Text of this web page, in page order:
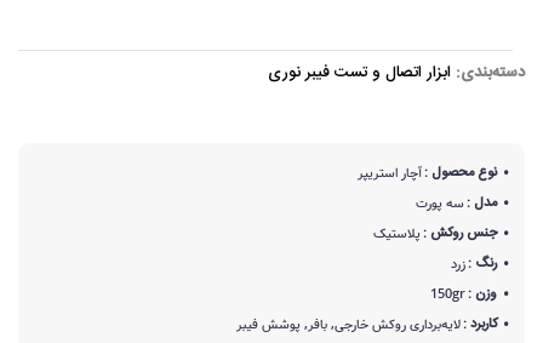
دسته‌بندی: ابزار اتصال و تست فیبر نوری
نوع محصول :آچار استریپر
مدل :سه پورت
جنس روکش :پلاستیک
رنگ :زرد
وزن :150gr
کاربرد :لایه‌برداری روکش خارجی, بافر, پوشش فیبر